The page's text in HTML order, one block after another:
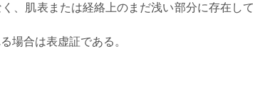
、肌表または経絡上のまだ浅い部分に存在して
場合は表虚証である。